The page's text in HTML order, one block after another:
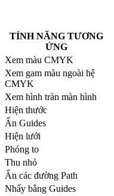
TÍNH NĂNG TƯƠNG
ỨNG
Xem màu CMYK
Xem gam màu ngoài hệ
CMYK
Xem hình tràn màn hình
Hiện thước
Ẩn Guides
Hiện lưới
Phóng to
Thu nhỏ
Ẩn các đường Path
Nhẩy bằng Guides